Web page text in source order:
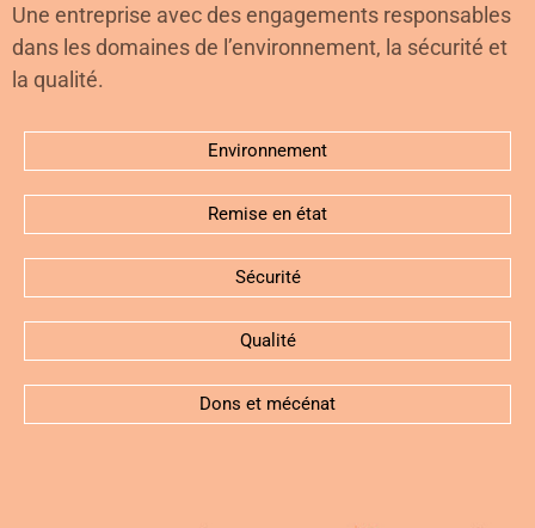
Une entreprise avec des engagements responsables
dans les domaines de l’environnement, la sécurité et
la qualité.
Environnement
Remise en état
Sécurité
Qualité
Dons et mécénat